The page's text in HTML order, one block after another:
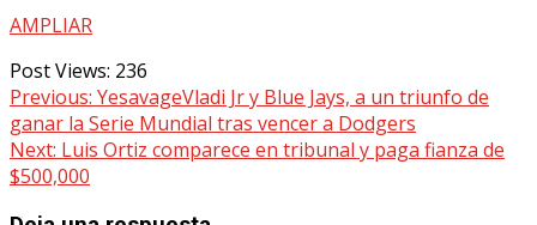
AMPLIAR
Post Views: 236
Continue
Reading
Previous: YesavageVladi Jr y Blue Jays, a un triunfo de
ganar la Serie Mundial tras vencer a Dodgers
Next: Luis Ortiz comparece en tribunal y paga fianza de
$500,000